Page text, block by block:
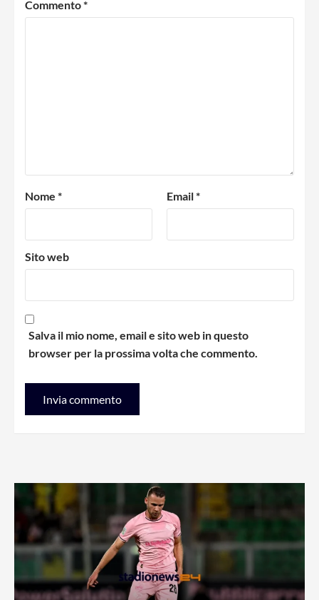
Commento*
Nome * Email*
Sito web
Salva il mio nome, email e sito web in questo
browser per la prossima volta che commento.